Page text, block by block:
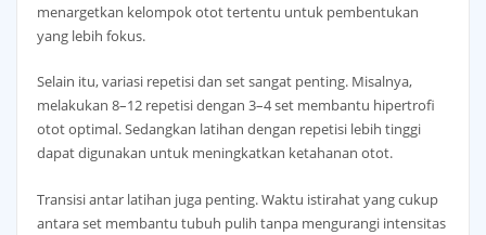
menargetkan kelompok otot tertentu untuk pembentukan
yang lebih fokus.
Selain itu, variasi repetisi dan set sangat penting. Misalnya,
melakukan 8–12 repetisi dengan 3–4 set membantu hipertrofi
otot optimal. Sedangkan latihan dengan repetisi lebih tinggi
dapat digunakan untuk meningkatkan ketahanan otot.
Transisi antar latihan juga penting. Waktu istirahat yang cukup
antara set membantu tubuh pulih tanpa mengurangi intensitas